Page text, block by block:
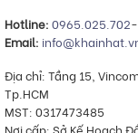
Hotline: 0965.025.702-
Email:
Địa chỉ: Tầng 15,
Tp.HCM
MST: 0317473485
Nơi cấp: Sở Kế Hoạch